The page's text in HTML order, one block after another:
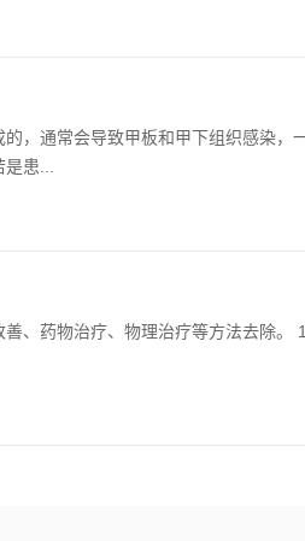
，通常会导致甲板和甲下组织感染，
患...
、药物治疗、物理治疗等方法去除。